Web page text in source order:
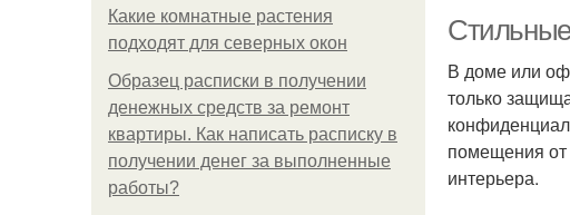
Какие комнатные растения
подходят для северных окон
Образец расписки в получении
денежных средств за ремонт
квартиры. Как написать расписку в
получении денег за выполненные
работы?
В доме или
только
помещения от
интерьера.